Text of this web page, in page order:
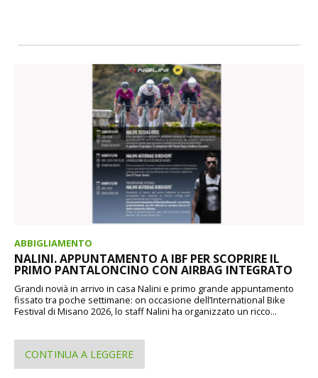
ABBIGLIAMENTO
NALINI. APPUNTAMENTO A IBF PER SCOPRIRE IL
PRIMO PANTALONCINO CON AIRBAG INTEGRATO
Grandi novià in arrivo in casa Nalini e primo grande appuntamento
fissato tra poche settimane: on occasione dell’International Bike
Festival di Misano 2026, lo staff Nalini ha organizzato un ricco...
CONTINUA A LEGGERE